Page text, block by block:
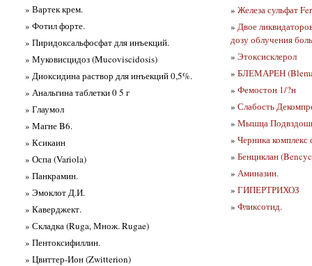
» Вартек крем.
» Фотил форте.
» Пиридоксальфосфат для инъекций.
» Муковисцидоз (Mucoviscidosis)
» Диоксидина раствор для инъекций 0,5%.
» Анальгина таблетки 0 5 г
» Глаумол
» Магне B6.
» Ксикаин
» Оспа (Variola)
» Панкрамин.
» Эмоклот Д.И.
» Каверджект.
» Складка (Ruga, Множ. Rugae)
» Пентоксифиллин.
» Цвиттер-Ион (Zwitterion)
» Железа сульфат
» Двое
дозу облучения
» Этоксисклерол
» БЛЕМАРEН
» Фемостон 1/?н
» Слабость
» Мышца
» Черника комплекс
» Бенциклан
» Аминазин.
» ГИПЕРТРИХОЗ
» Фликсотид.